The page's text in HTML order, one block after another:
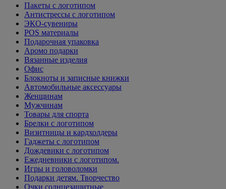
Пакеты с логотипом
Антистрессы с логотипом
ЭКО-сувениры
POS материалы
Подарочная упаковка
Аромо подарки
Вязанные изделия
Офис
Блокноты и записные книжки
Автомобильные аксессуары
Женщинам
Мужчинам
Товары для спорта
Брелки с логотипом
Визитницы и кардхолдеры
Гаджеты с логотипом
Дождевики с логотипом
Ежедневники с логотипом.
Игры и головоломки
Подарки детям. Творчество
Очки солнцезащитные